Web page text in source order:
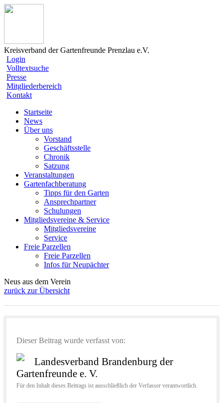
Kreisverband der Gartenfreunde Prenzlau e.V.
Login
Volltextsuche
Presse
Mitgliederbereich
Kontakt
Startseite
News
Über uns
Vorstand
Geschäftsstelle
Chronik
Satzung
Veranstaltungen
Gartenfachberatung
Tipps für den Garten
Ansprechpartner
Schulungen
Mitgliedsvereine & Service
Mitgliedsvereine
Service
Freie Parzellen
Freie Parzellen
Infos für Neupächter
Neus aus dem Verein
zurück zur Übersicht
Dieser Beitrag wurde verfasst von:
Landesverband Brandenburg der
Gartenfreunde e. V.
Für den Inhalt dieses Beitrags ist ausschließlich der Verfasser verantwortlich.